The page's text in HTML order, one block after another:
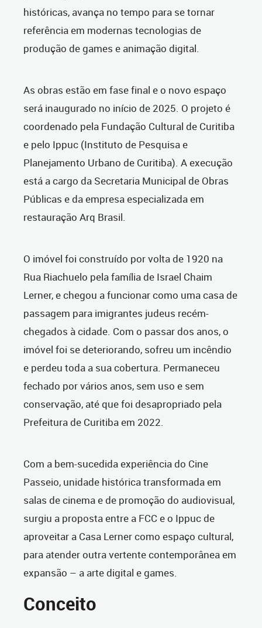
históricas, avança no tempo para se tornar
referência em modernas tecnologias de
produção de games e animação digital.
As obras estão em fase final e o novo espaço
será inaugurado no início de 2025. O projeto é
coordenado pela Fundação Cultural de Curitiba
e pelo Ippuc (Instituto de Pesquisa e
Planejamento Urbano de Curitiba). A execução
está a cargo da Secretaria Municipal de Obras
Públicas e da empresa especializada em
restauração Arq Brasil.
O imóvel foi construído por volta de 1920 na
Rua Riachuelo pela família de Israel Chaim
Lerner, e chegou a funcionar como uma casa de
passagem para imigrantes judeus recém-
chegados à cidade. Com o passar dos anos, o
imóvel foi se deteriorando, sofreu um incêndio
e perdeu toda a sua cobertura. Permaneceu
fechado por vários anos, sem uso e sem
conservação, até que foi desapropriado pela
Prefeitura de Curitiba em 2022.
Com a bem-sucedida experiência do Cine
Passeio, unidade histórica transformada em
salas de cinema e de promoção do audiovisual,
surgiu a proposta entre a FCC e o Ippuc de
aproveitar a Casa Lerner como espaço cultural,
para atender outra vertente contemporânea em
expansão – a arte digital e games.
Conceito